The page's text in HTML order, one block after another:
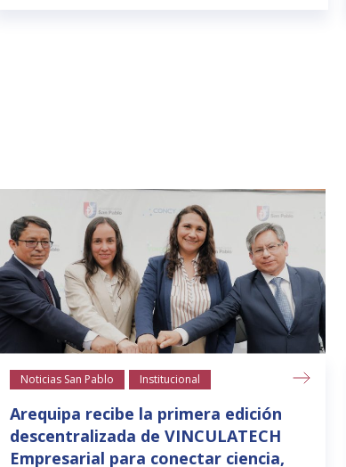
Noticias San Pablo Institucional
Arequipa recibe la primera edición
descentralizada de VINCULATECH
Empresarial para conectar ciencia,